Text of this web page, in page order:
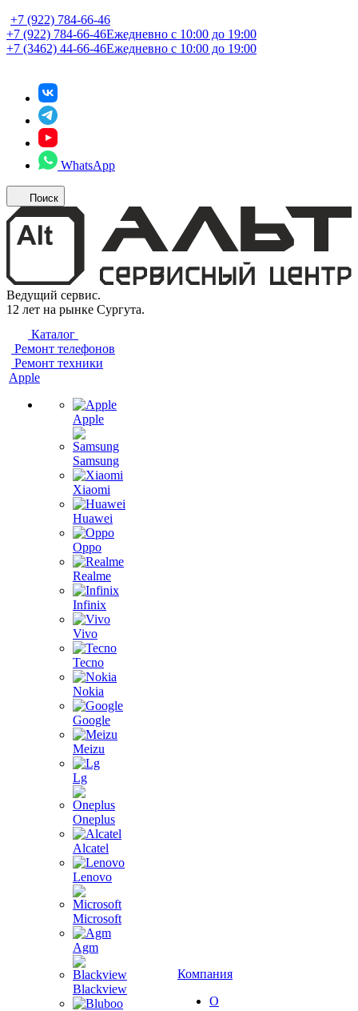
+7 (922) 784-66-46
+7 (922) 784-66-46Ежедневно с 10:00 до 19:00
+7 (3462) 44-66-46Ежедневно с 10:00 до 19:00
WhatsApp
Поиск
Ведущий сервис.
12 лет на рынке Сургута.
Каталог
Ремонт телефонов
Ремонт техники
Apple
Apple
Samsung
Xiaomi
Huawei
Oppo
Realme
Infinix
Vivo
Tecno
Nokia
Google
Meizu
Lg
Oneplus
Alcatel
Lenovo
Microsoft
Agm
Blackview
Компания
О